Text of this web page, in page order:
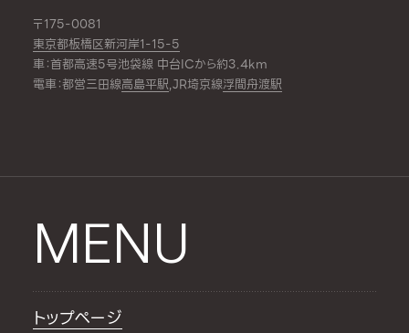
〒175-0081
東京都板橋区新河岸1-15-5
車：首都高速5号池袋線 中台ICから約3.4km
電車：都営三田線高島平駅,JR埼京線浮間舟渡駅
MENU
トップページ